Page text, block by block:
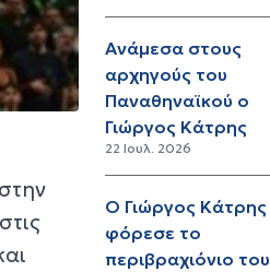
Ανάμεσα στους
αρχηγούς του
Παναθηναϊκού ο
Γιώργος Κάτρης
22 Ιουλ. 2026
Ο Γιώργος Κάτρης
φόρεσε το
περιβραχιόνιο του